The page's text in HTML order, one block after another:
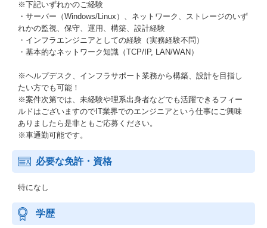
※下記いずれかのご経験
・サーバー（Windows/Linux）、ネットワーク、ストレージのいず
れかの監視、保守、運用、構築、設計経験
・インフラエンジニアとしての経験（実務経験不問）
・基本的なネットワーク知識（TCP/IP, LAN/WAN）
※ヘルプデスク、インフラサポート業務から構築、設計を目指し
たい方でも可能！
※案件次第では、未経験や理系出身者などでも活躍できるフィー
ルドはございますのでIT業界でのエンジニアという仕事にご興味
ありましたら是非ともご応募ください。
※車通勤可能です。
必要な免許・資格
特になし
学歴